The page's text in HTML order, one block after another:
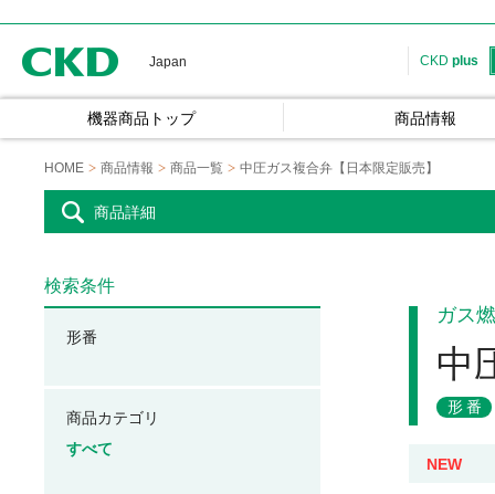
Japan CKD plus
機器商品トップ 商品情報
HOME 商品情報 商品一覧 中圧ガス複合弁【日本限定販売】
商品詳細
ガス
中
形番
NEW
検索条件
形番
商品カテゴリ
すべて